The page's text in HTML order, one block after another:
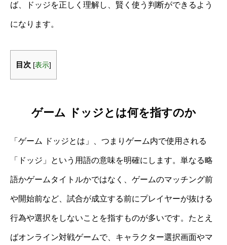
ば、ドッジを正しく理解し、賢く使う判断ができるよう
になります。
目次 [表示]
ゲーム ドッジとは何を指すのか
「ゲーム ドッジとは」、つまりゲーム内で使用される
「ドッジ」という用語の意味を明確にします。単なる略
語かゲームタイトルかではなく、ゲームのマッチング前
や開始前など、試合が成立する前にプレイヤーが抜ける
行為や選択をしないことを指すものが多いです。たとえ
ばオンライン対戦ゲームで、キャラクター選択画面やマ